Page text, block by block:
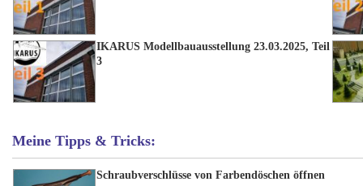
IKARUS Modellbauausstellung 23.03.2025, Teil
3
Meine Tipps & Tricks:
Schraubverschlüsse von Farbendöschen öffnen